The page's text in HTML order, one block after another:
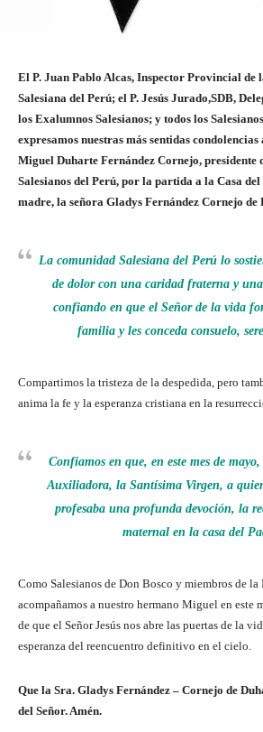
El P. Juan Pablo Alcas, Inspector Provincial de
Salesiana del Perú; el P. Jesús Jurado,SDB,
los Exalumnos Salesianos; y todos los
expresamos nuestras más sentidas
Miguel Duharte Fernández Cornejo, presidente
Salesianos del Perú, por la partida a la Casa
madre, la señora Gladys Fernández Cornejo de
La comunidad Salesiana del Perú lo
de dolor con una caridad fraterna y
confiando en que el Señor de la vida
familia y les conceda consuelo,
Compartimos la tristeza de la despedida, pero
anima la fe y la esperanza cristiana en la
Confiamos en que, en este mes de
Auxiliadora, la Santísima Virgen, a
profesaba una profunda devoción, la
maternal en la casa del
Como Salesianos de Don Bosco y miembros de la
acompañamos a nuestro hermano Miguel en este
de que el Señor Jesús nos abre las puertas de la
esperanza del reencuentro definitivo en el cielo.
Que la Sra. Gladys Fernández – Cornejo de
del Señor. Amén.